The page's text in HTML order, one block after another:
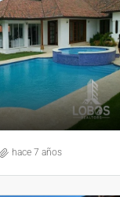
hace 7 años